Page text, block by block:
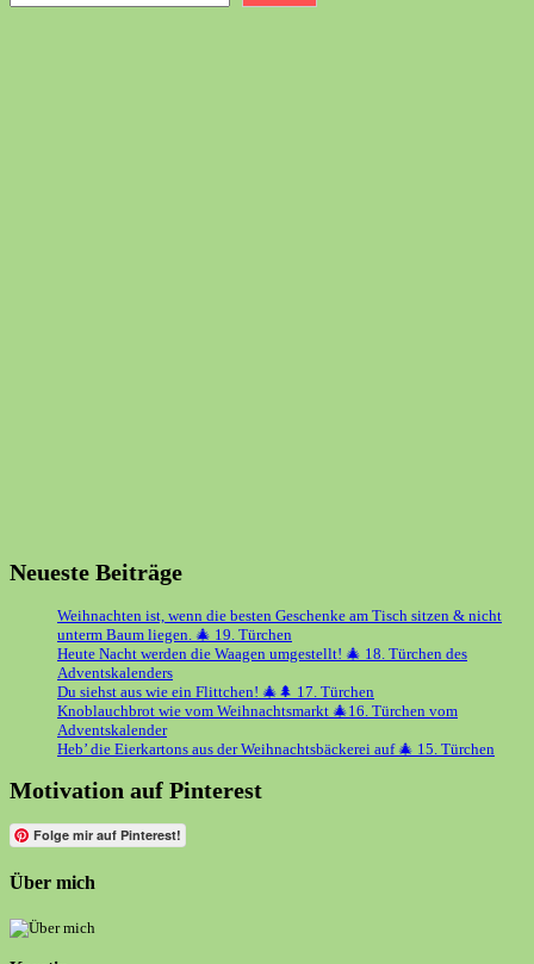
Neueste Beiträge
Weihnachten ist, wenn die besten Geschenke am Tisch sitzen & nicht
unterm Baum liegen. 🎄 19. Türchen
Heute Nacht werden die Waagen umgestellt! 🎄 18. Türchen des
Adventskalenders
Du siehst aus wie ein Flittchen! 🎄🌲 17. Türchen
Knoblauchbrot wie vom Weihnachtsmarkt 🎄16. Türchen vom
Adventskalender
Heb’ die Eierkartons aus der Weihnachtsbäckerei auf 🎄 15. Türchen
Motivation auf Pinterest
Folge mir auf Pinterest!
Über mich